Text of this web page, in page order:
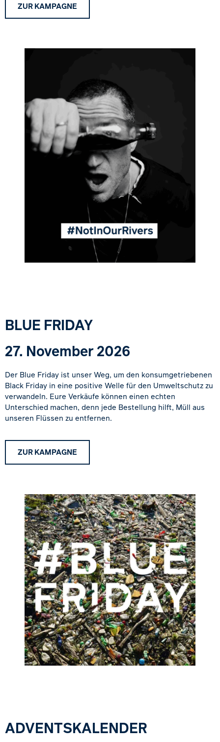
ZUR KAMPAGNE
BLUE FRIDAY
27. November 2026
Der Blue Friday ist unser Weg, um den konsumgetriebenen
Black Friday in eine positive Welle für den Umweltschutz zu
verwandeln. Eure Verkäufe können einen echten
Unterschied machen, denn jede Bestellung hilft, Müll aus
unseren Flüssen zu entfernen.
ZUR KAMPAGNE
ADVENTSKALENDER